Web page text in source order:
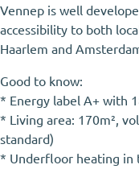
Vennep is well
accessibility to both
Haarlem and
Good to know:
* Energy label A+ with
* Living area: 170m²,
standard)
* Underfloor heating in